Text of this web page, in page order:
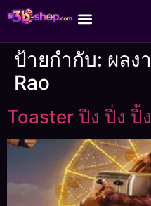
ป้ายกำกับ: ผลง
Rao
Toaster ปิง ปิ่ง ปิ้